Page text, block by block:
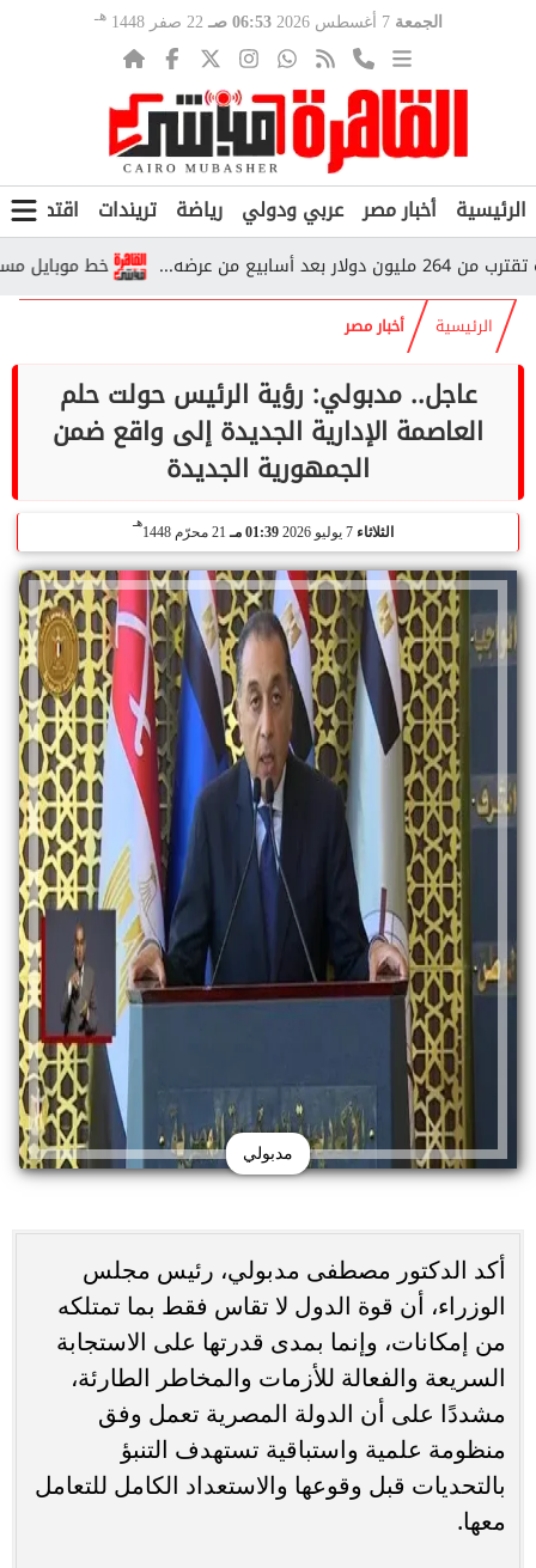
الجمعة 7 أغسطس 2026 06:53 صـ 22 صفر 1448 هـ
الرئيسية أخبار مصر عربي ودولي رياضة تريندات اقتصاد
خط موبايل مسجل
الرئيسية أخبار مصر
عاجل.. مدبولي: رؤية الرئيس حولت حلم
العاصمة الإدارية الجديدة إلى واقع ضمن
الجمهورية الجديدة
الثلاثاء 01:39 مـ 21 محرّم 1448
هـ
مدبولي
أكد الدكتور مصطفى مدبولي، رئيس مجلس
الوزراء، أن قوة الدول لا تقاس فقط بما تمتلكه
من إمكانات، وإنما بمدى قدرتها على الاستجابة
السريعة والفعالة للأزمات والمخاطر الطارئة،
مشددًا على أن الدولة المصرية تعمل وفق
منظومة علمية واستباقية تستهدف التنبؤ
بالتحديات قبل وقوعها والاستعداد الكامل للتعامل
معها.